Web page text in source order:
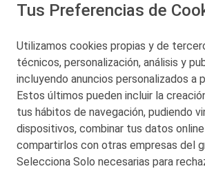
San Martín 5-Edificio
© 2026 Petronor S.A.
CONTACTO
MAPA WEB
Tus Preferencias de
Utilizamos cookies propias y de
técnicos, personalización, análisis y
incluyendo anuncios personalizados a
Estos últimos pueden incluir la
tus hábitos de navegación, pudiendo
dispositivos, combinar tus datos
compartirlos con otras empresas del
Selecciona Solo necesarias para